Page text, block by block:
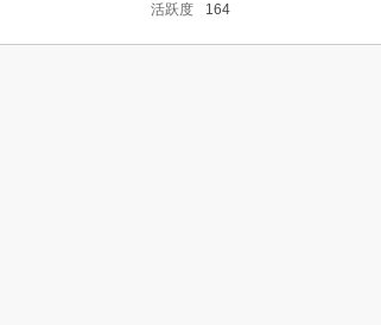
活跃度 164